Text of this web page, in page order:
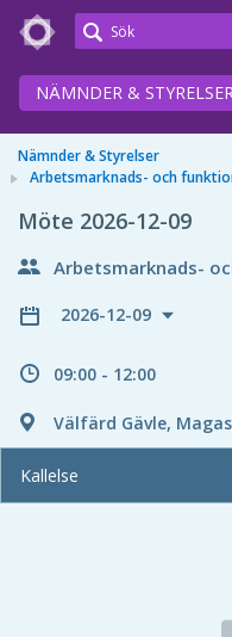
Meetings+
NÄMNDER &
Nämnder & Styrelser
Arbetsmarknads- och
Möte 2026-12-09
Arbetsmarknads-
2026-12-09
09:00 - 12:00
Välfärd Gävle,
Kallelse